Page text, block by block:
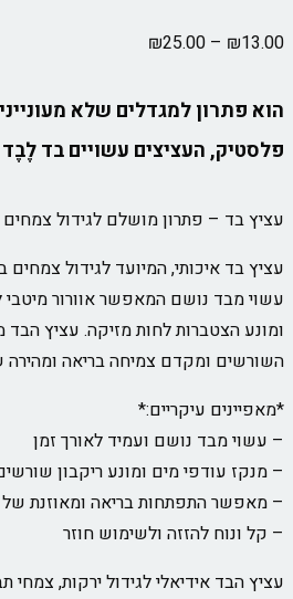
₪13.00
–
₪25.00
הוא פתרון למגדלים שלא
פלסטיק, העציצים עשויים בד לֶבֶד
עציץ בד – פתרון מושלם לגידול
עציץ בד איכותי, המיועד לגידול צמחים
עשוי מבד נושם המאפשר אוורור
ומונע הצטברות לחות מזיקה. עציץ
השורשים ומקדם צמיחה בריאה
*מאפיינים עיקריים:*
– עשוי מבד נושם ועמיד לאורך זמן
– מנקז עודפי מים ומונע ריקבון
– מאפשר התפתחות בריאה ומאוזנת
– קל ונוח להזזה ולשימוש חוזר
עציץ הבד אידיאלי לגידול ירקות,